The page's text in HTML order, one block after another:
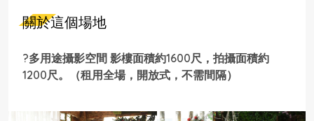
關於這個場地
?多用途攝影空間 影樓面積約1600尺，拍攝面積約
1200尺。（租用全場，開放式，不需間隔）